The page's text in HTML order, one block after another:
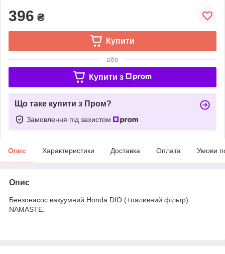
396 ₴
Купити
або
Купити з
Що таке купити з Пром?
Замовлення під захистом
Опис Характеристики Доставка Оплата Умови
Опис
Бензонасос вакуумний Honda DIO (+паливний фільтр)
NAMASTE.